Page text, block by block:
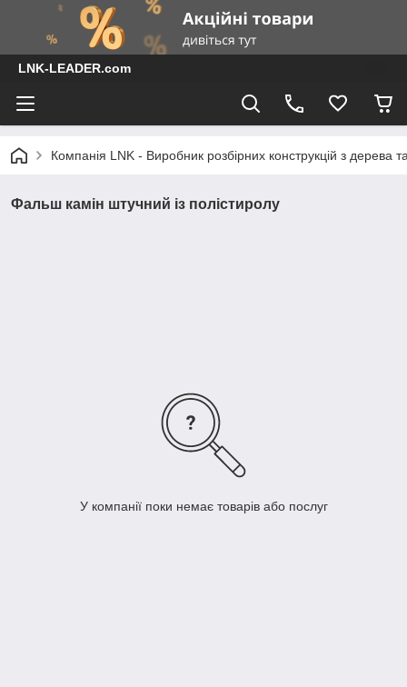
LNK-LEADER.com
Компанія LNK - Виробник розбірних конструкцій з дерева
Фальш камін штучний із полістиролу
У компанії поки немає товарів або послуг